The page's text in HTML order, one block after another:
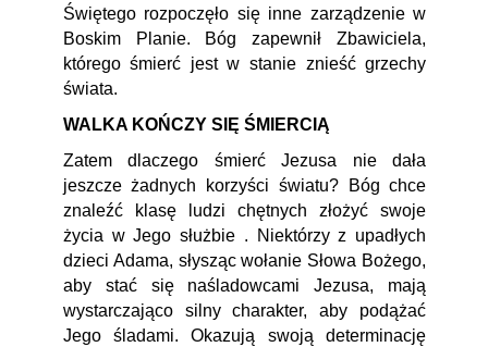
Świętego rozpoczęło się inne zarządzenie w
Boskim Planie. Bóg zapewnił Zbawiciela,
którego śmierć jest w stanie znieść grzechy
świata.
WALKA KOŃCZY SIĘ ŚMIERCIĄ
Zatem dlaczego śmierć Jezusa nie dała
jeszcze żadnych korzyści światu? Bóg chce
znaleźć klasę ludzi chętnych złożyć swoje
życia w Jego służbie . Niektórzy z upadłych
dzieci Adama, słysząc wołanie Słowa Bożego,
aby stać się naśladowcami Jezusa, mają
wystarczająco silny charakter, aby podążać
Jego śladami. Okazują swoją determinację